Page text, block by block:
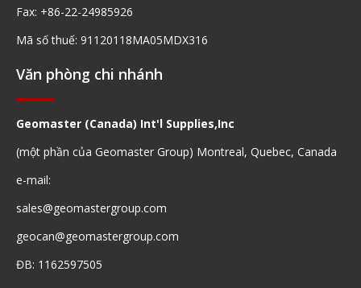
Fax: +86-22-24985926
Mã số thuế: 91120118MA05MDX316
Văn phòng chi nhánh
Geomaster (Canada) Int'l Supplies,Inc
(một phần của Geomaster Group) Montreal, Quebec, Canada
e-mail:
sales@geomastergroup.com
geocan@geomastergroup.com
ĐB: 1162597505